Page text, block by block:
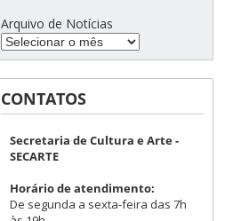
Arquivo de Notícias
CONTATOS
Secretaria de Cultura e Arte -
SECARTE
Horário de atendimento:
De segunda a sexta-feira das 7h